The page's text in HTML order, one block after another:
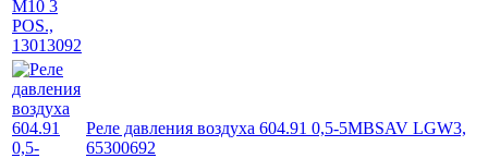
Реле давления воздуха 604.91 0,5-5MBSAV LGW3,
65300692